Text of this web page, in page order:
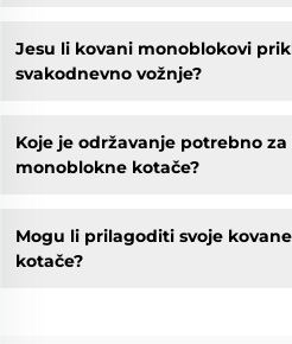
Jesu li kovani monoblokovi
svakodnevno vožnje?
Koje je održavanje potrebno za
monoblokne kotače?
Mogu li prilagoditi svoje
kotače?